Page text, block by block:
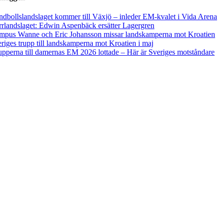
kommer till Växjö – inleder EM-kvalet i Vida Arena
Edwin Aspenbäck ersätter Lagergren
Wanne och Eric Johansson missar landskamperna mot Kroatien
trupp till landskamperna mot Kroatien i maj
till damernas EM 2026 lottade – Här är Sveriges motståndare